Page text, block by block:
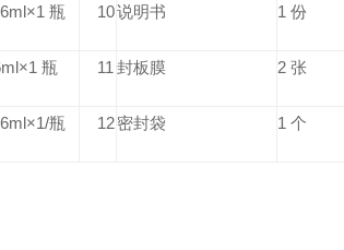
6ml×1 瓶 10说明书 1 份
瓶 11 封板膜 2 张
6ml×1/瓶 12密封袋 1 个